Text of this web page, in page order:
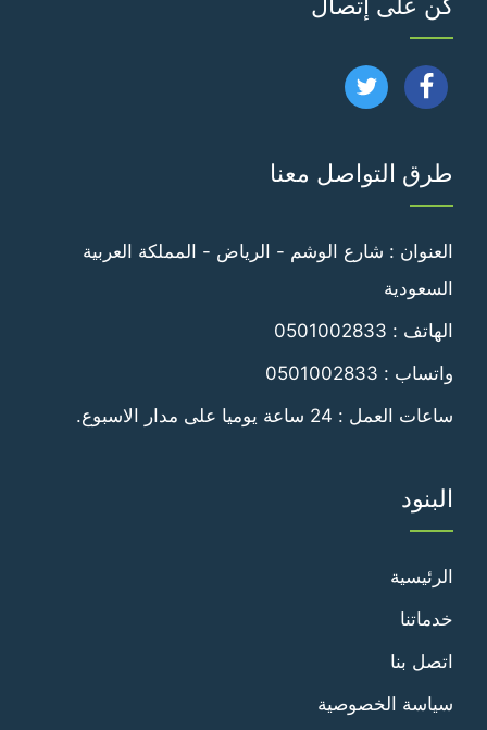
كن على إتصال
تابعنا
فيسبوك
تابعنا
طرق التواصل معنا
العنوان : شارع الوشم - الرياض - المملكة العربية
السعودية
الهاتف : 0501002833
واتساب : 0501002833
ساعات العمل : 24 ساعة يوميا على مدار الاسبوع.
البنود
الرئيسية
خدماتنا
اتصل بنا
سياسة الخصوصية